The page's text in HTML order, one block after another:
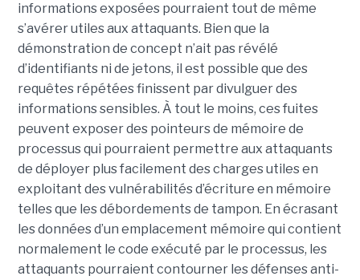
informations exposées pourraient tout de même
s’avérer utiles aux attaquants. Bien que la
démonstration de concept n’ait pas révélé
d’identifiants ni de jetons, il est possible que des
requêtes répétées finissent par divulguer des
informations sensibles. À tout le moins, ces fuites
peuvent exposer des pointeurs de mémoire de
processus qui pourraient permettre aux attaquants
de déployer plus facilement des charges utiles en
exploitant des vulnérabilités d’écriture en mémoire
telles que les débordements de tampon. En écrasant
les données d’un emplacement mémoire qui contient
normalement le code exécuté par le processus, les
attaquants pourraient contourner les défenses anti-